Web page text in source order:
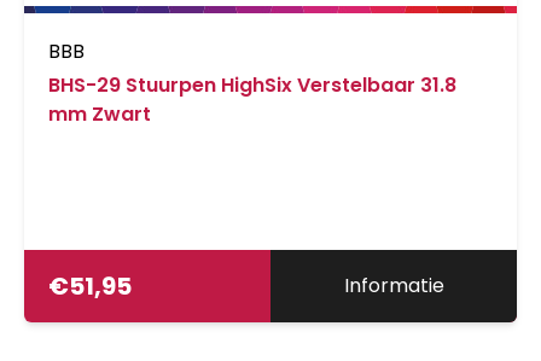
BBB
BHS-29 Stuurpen HighSix Verstelbaar 31.8
mm Zwart
€51,95 Informatie